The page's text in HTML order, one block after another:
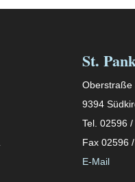
St.
Oberstraße
9394
Tel. 02596
Fax 02596
E-Mail